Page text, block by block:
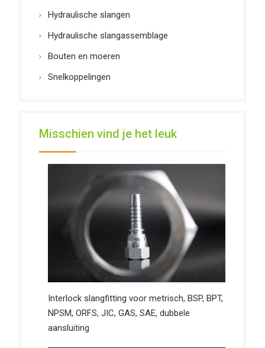
Hydraulische slangen
Hydraulische slangassemblage
Bouten en moeren
Snelkoppelingen
Misschien vind je het leuk
Interlock slangfitting voor metrisch, BSP, BPT,
NPSM, ORFS, JIC, GAS, SAE, dubbele
aansluiting